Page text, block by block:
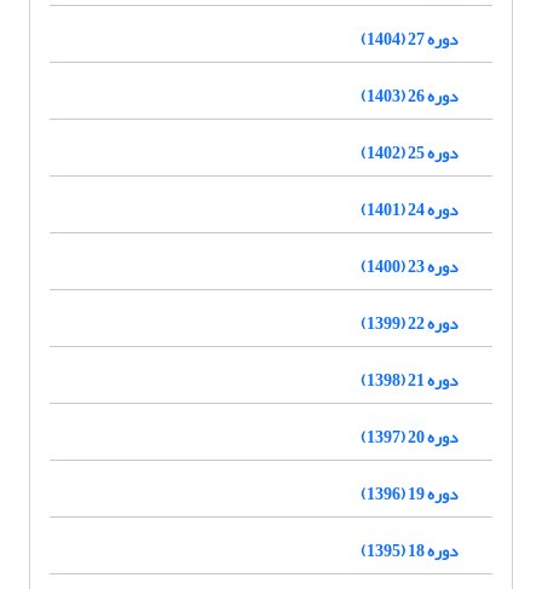
دوره 27 (1404)
دوره 26 (1403)
دوره 25 (1402)
دوره 24 (1401)
دوره 23 (1400)
دوره 22 (1399)
دوره 21 (1398)
دوره 20 (1397)
دوره 19 (1396)
دوره 18 (1395)